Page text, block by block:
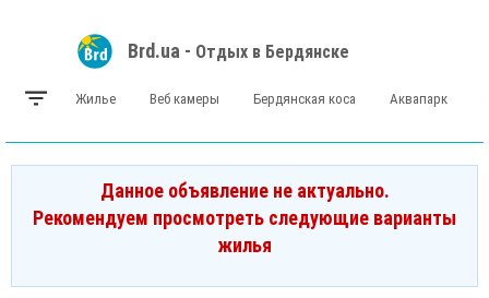
Brd.ua - Отдых в Бердянске
Жилье Веб камеры Бердянская коса Аквапарк
Данное объявление не актуально.
Рекомендуем просмотреть следующие варианты
жилья